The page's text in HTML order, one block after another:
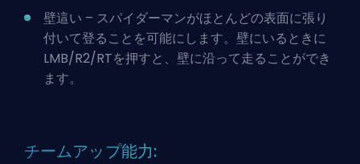
壁這い – スパイダーマンがほとんどの表面に張り
付いて登ることを可能にします。壁にいるときに
LMB/R2/RTを押すと、壁に沿って走ることができ
ます。
チームアップ能力: